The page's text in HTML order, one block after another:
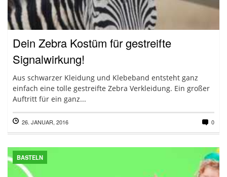
Dein Zebra Kostüm für gestreifte
Signalwirkung!
Aus schwarzer Kleidung und Klebeband entsteht ganz
einfach eine tolle gestreifte Zebra Verkleidung. Ein großer
Auftritt für ein ganz...
26. JANUAR, 2016 0
BASTELN